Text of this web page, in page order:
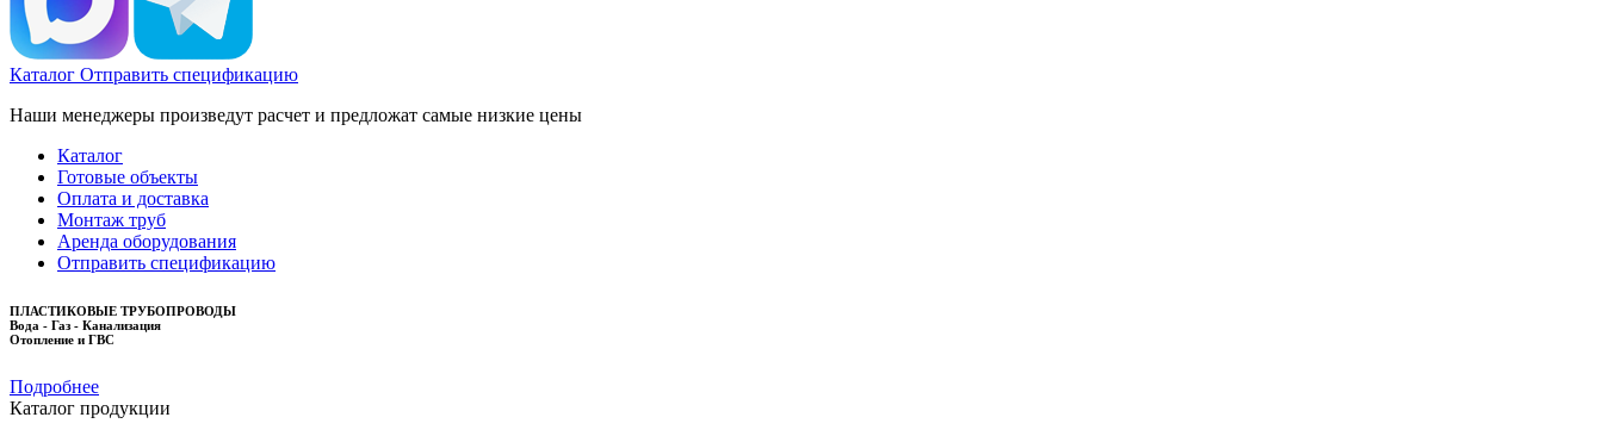
Каталог Отправить спецификацию
Наши менеджеры произведут расчет и предложат самые низкие цены
Каталог
Готовые объекты
Оплата и доставка
Монтаж труб
Аренда оборудования
Отправить спецификацию
ПЛАСТИКОВЫЕ ТРУБОПРОВОДЫ
Вода - Газ - Канализация
Отопление и ГВС
Подробнее
Каталог продукции